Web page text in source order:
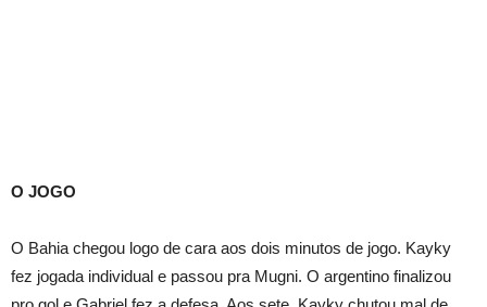
O JOGO
O Bahia chegou logo de cara aos dois minutos de jogo. Kayky
fez jogada individual e passou pra Mugni. O argentino finalizou